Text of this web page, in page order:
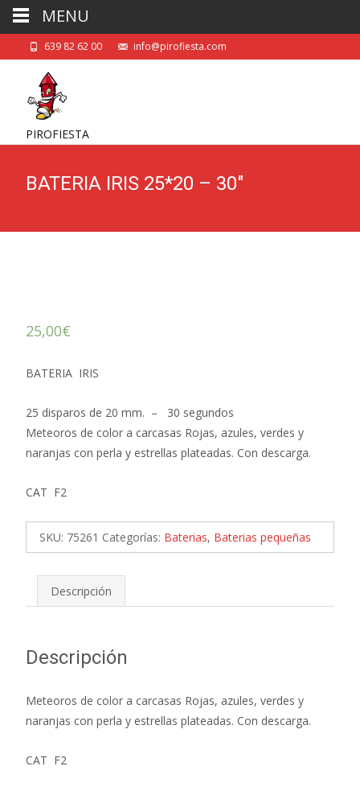
639 82 62 00 info@pirofiesta.com
PIROFIESTA
BATERIA IRIS 25*20 – 30″
25,00€
BATERIA IRIS
25 disparos de 20 mm. – 30 segundos
Meteoros de color a carcasas Rojas, azules, verdes y
naranjas con perla y estrellas plateadas. Con descarga.
CAT F2
SKU: 75261 Categorías: Baterias, Baterias pequeñas
Descripción
Descripción
Meteoros de color a carcasas Rojas, azules, verdes y
naranjas con perla y estrellas plateadas. Con descarga.
CAT F2
MENU